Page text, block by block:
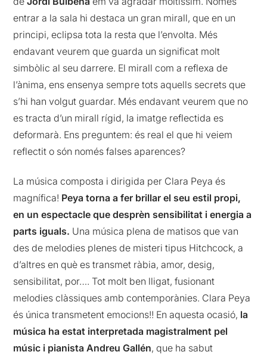
entrar a la sala hi destaca un gran mirall, que en un
principi, eclipsa tota la resta que l’envolta. Més
endavant veurem que guarda un significat molt
simbòlic al seu darrere. El mirall com a reflexa de
l’ànima, ens ensenya sempre tots aquells secrets que
s’hi han volgut guardar. Més endavant veurem que no
es tracta d’un mirall rígid, la imatge reflectida es
deformarà. Ens preguntem: és real el que hi veiem
reflectit o són només falses aparences?
La música composta i dirigida per Clara Peya és
magnífica! Peya torna a fer brillar el seu estil propi,
en un espectacle que desprèn sensibilitat i energia a
parts iguals. Una música plena de matisos que van
des de melodies plenes de misteri tipus Hitchcock, a
d’altres en què es transmet ràbia, amor, desig,
sensibilitat, por…. Tot molt ben lligat, fusionant
melodies clàssiques amb contemporànies. Clara Peya
és única transmetent emocions!! En aquesta ocasió, la
música ha estat interpretada magistralment pel
músic i pianista Andreu Gallén, que ha sabut